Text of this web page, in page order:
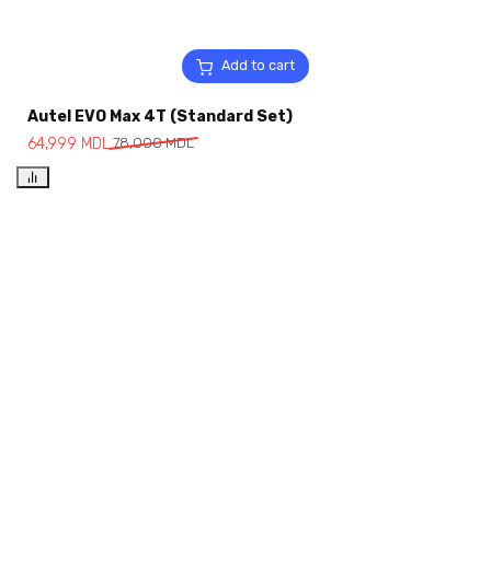
Add to cart
Autel EVO Max 4T (Standard Set)
78,000MDL
64,999 MDL